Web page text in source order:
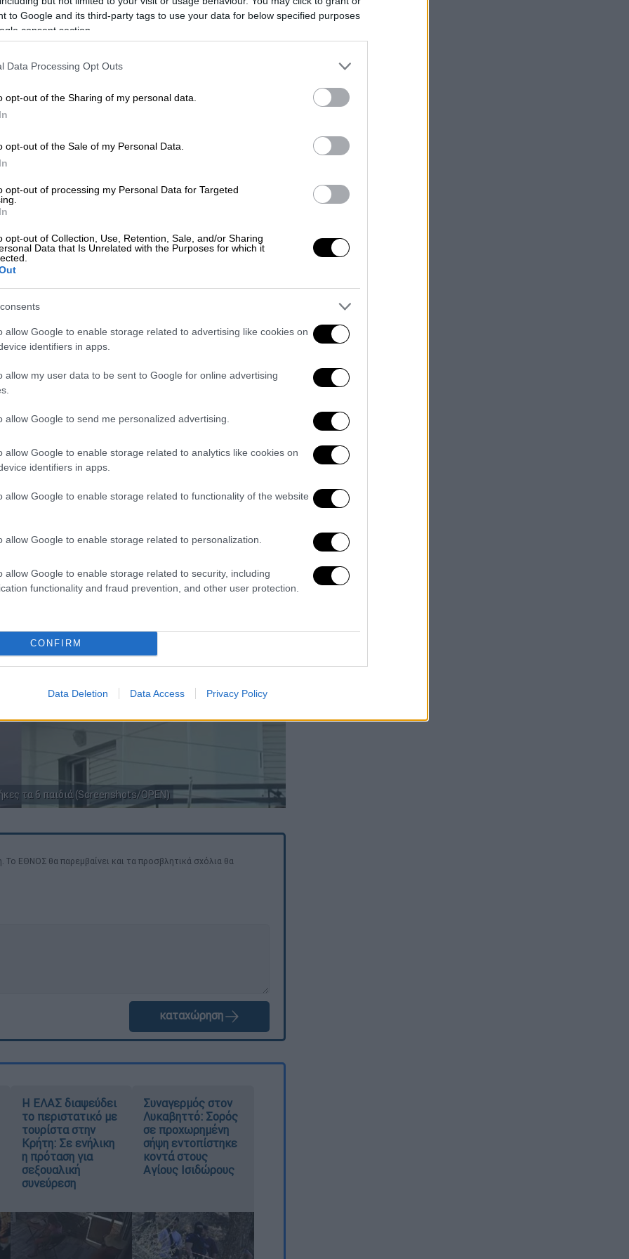
to Google and its third-party tags to use your data for below specified purposes
consent section.
Data Processing Opt Outs
opt-out of the Sharing of my personal data.
opt-out of the Sale of my Personal Data.
opt-out of processing my Personal Data for Targeted
opt-out of Collection, Use, Retention, Sale, and/or Sharing
Data that Is Unrelated with the Purposes for which it
allow Google to enable storage related to advertising like cookies on
identifiers in apps.
allow my user data to be sent to Google for online advertising
allow Google to send me personalized advertising.
allow Google to enable storage related to analytics like cookies on
identifiers in apps.
allow Google to enable storage related to functionality of the website
allow Google to enable storage related to personalization.
allow Google to enable storage related to security, including
functionality and fraud prevention, and other user protection.
CONFIRM
Data Deletion Data Access Privacy Policy
πάνε τα παιδιά κάπου καλύτερα», φέρονται
τη σύλληψή τους, οι δύο γονείς,
τα έξι παιδιά - Είχαν γίνει
στην οποία βρέθηκαν τα παιδιά
Μάλιστα, ίσως, στη χειρότερη θέση
της οικογένειας που
καταδικάστηκαν σήμερα (14/5) οι
τούς έκρινε ένοχους για το
σε βαθμό πλημμελήματος.
ποινής σε χρηματική εξαγορά, με ποσό
έχει ανασταλτικό χαρακτήρα.
τα 6 παιδιά (Screenshots/OPEN)
ΕΘΝΟΣ θα παρεμβαίνει και τα προσβλητικά σχόλια θα
καταχώρηση
Η ΕΛΑΣ διαψεύδει
το περιστατικό με
τουρίστα στην
Κρήτη: Σε ενήλικη
η πρόταση για
σεξουαλική
συνεύρεση
Συναγερμός στον
Λυκαβηττό: Σορός
σε προχωρημένη
σήψη εντοπίστηκε
κοντά στους
Αγίους Ισιδώρους